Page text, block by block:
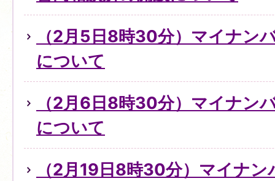
（2月5日8時30分）マイナン
について
（2月6日8時30分）マイナン
について
（2月19日8時30分）マイナ